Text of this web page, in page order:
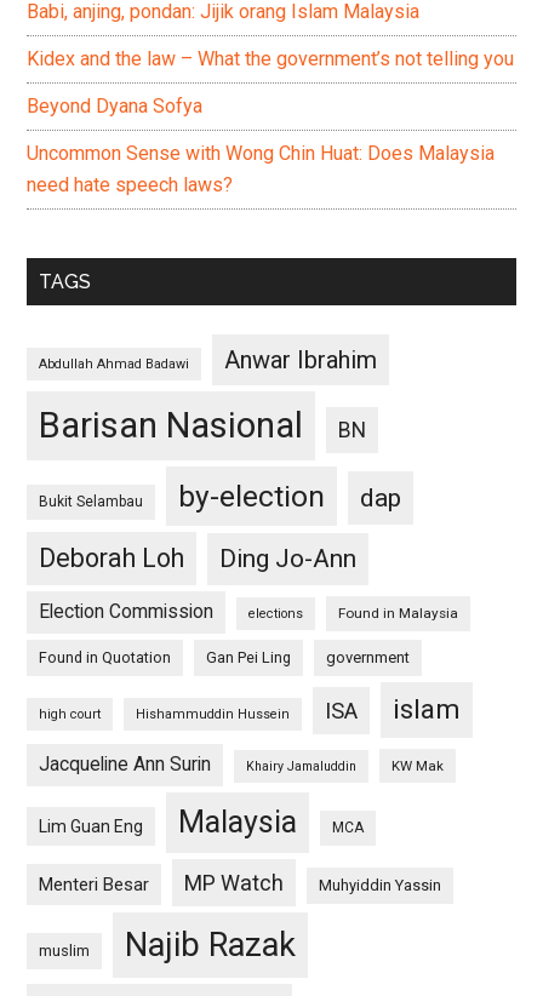
Babi, anjing, pondan: Jijik orang Islam Malaysia
Kidex and the law – What the government’s not telling you
Beyond Dyana Sofya
Uncommon Sense with Wong Chin Huat: Does Malaysia
need hate speech laws?
TAGS
Abdullah Ahmad Badawi Anwar Ibrahim
Barisan Nasional BN
Bukit Selambau by-election
dap
Deborah Loh
Ding Jo-Ann
Election Commission elections Found in Malaysia
Found in Quotation Gan Pei Ling government
high court Hishammuddin Hussein ISA islam
Jacqueline Ann Surin Khairy Jamaluddin KW Mak
Lim Guan Eng Malaysia MCA
Menteri Besar MP Watch Muhyiddin Yassin
muslim Najib Razak